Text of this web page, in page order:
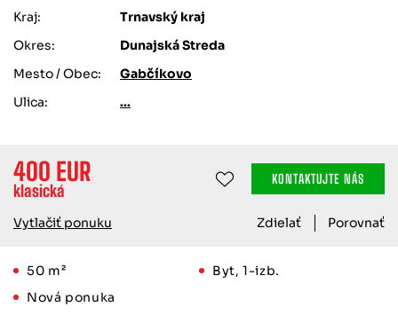
Kraj:
Trnavský kraj
Okres:
Dunajská Streda
Mesto / Obec:
Gabčíkovo
Ulica:
...
50 m²
Byt, 1-izb.
Nová ponuka
400 EUR
klasická
KONTAKTUJTE NÁS
Vytlačiť ponuku Zdielať Porovnať